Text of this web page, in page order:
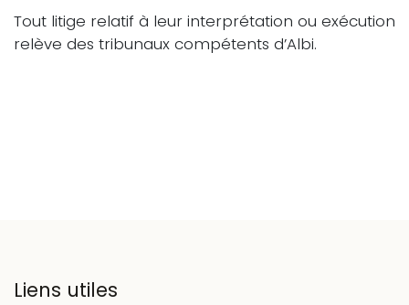
Tout litige relatif à leur interprétation ou exécution
relève des tribunaux compétents d’Albi.
Liens utiles